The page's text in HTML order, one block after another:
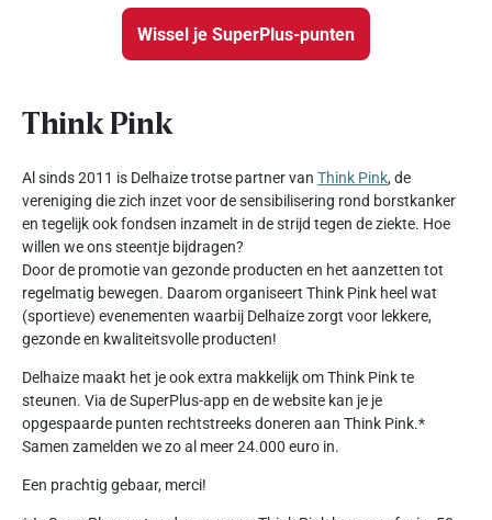
Wissel je SuperPlus-punten
Think Pink
Al sinds 2011 is Delhaize trotse partner van Think Pink, de
vereniging die zich inzet voor de sensibilisering rond borstkanker
en tegelijk ook fondsen inzamelt in de strijd tegen de ziekte. Hoe
willen we ons steentje bijdragen?
Door de promotie van gezonde producten en het aanzetten tot
regelmatig bewegen. Daarom organiseert Think Pink heel wat
(sportieve) evenementen waarbij Delhaize zorgt voor lekkere,
gezonde en kwaliteitsvolle producten!
Delhaize maakt het je ook extra makkelijk om Think Pink te
steunen. Via de SuperPlus-app en de website kan je je
opgespaarde punten rechtstreeks doneren aan Think Pink.*
Samen zamelden we zo al meer 24.000 euro in.
Een prachtig gebaar, merci!